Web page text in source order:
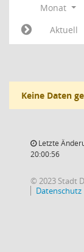
Monat
Aktuell
Keine Daten
Letzte
20:00:56
© 2023 Stadt
Datenschutz